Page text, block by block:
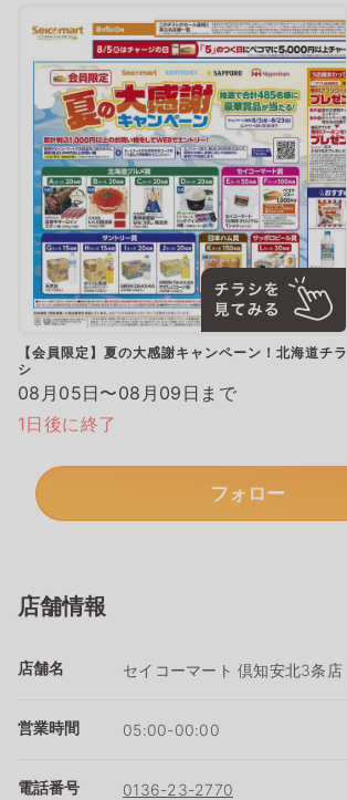
【会員限定】夏の大感謝キャンペーン！北海道チラ
シ
08月05日〜08月09日まで
1日後に終了
フォロー
店舗情報
店舗名 セイコーマート 倶知安北3条店
営業時間 05:00-00:00
電話番号 0136-23-2770